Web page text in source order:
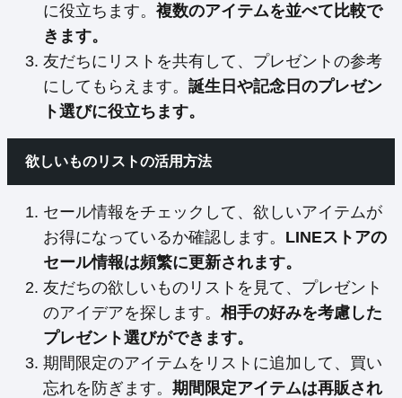
に役立ちます。 複数のアイテムを並べて比較で
きます。
友だちにリストを共有して、プレゼントの参考
にしてもらえます。 誕生日や記念日のプレゼン
ト選びに役立ちます。
欲しいものリストの活用方法
セール情報をチェックして、欲しいアイテムが
お得になっているか確認します。 LINEストアの
セール情報は頻繁に更新されます。
友だちの欲しいものリストを見て、プレゼント
のアイデアを探します。 相手の好みを考慮した
プレゼント選びができます。
期間限定のアイテムをリストに追加して、買い
忘れを防ぎます。 期間限定アイテムは再販され